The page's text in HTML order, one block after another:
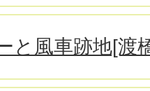
と風車跡地[渡